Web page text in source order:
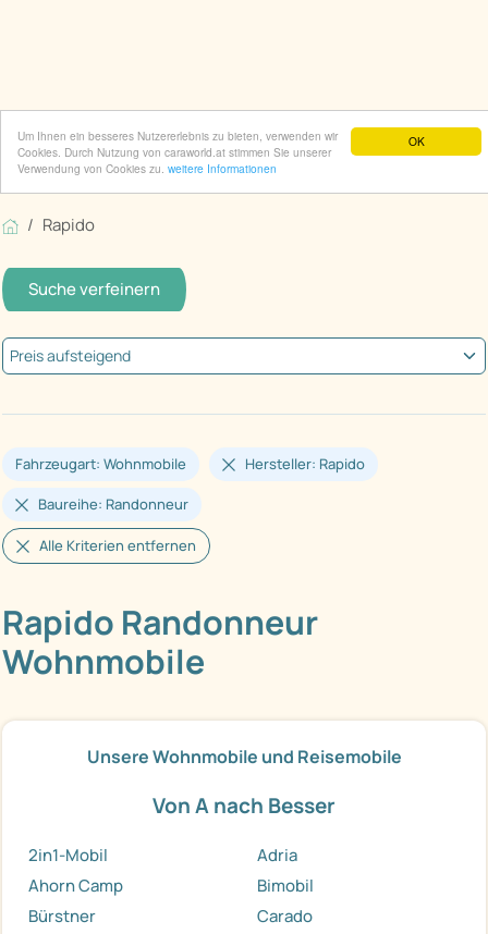
Rapido
Suche verfeinern
Fahrzeugart: Wohnmobile Hersteller: Rapido
Baureihe: Randonneur
Alle Kriterien entfernen
Rapido Randonneur
Wohnmobile
Unsere Wohnmobile und Reisemobile
Von A nach Besser
2in1-Mobil
Adria
Ahorn Camp
Bimobil
Bürstner
Carado